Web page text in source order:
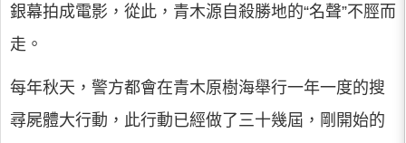
銀幕拍成電影，從此，青木源自殺勝地的“名聲”不脛而
走。
每年秋天，警方都會在青木原樹海舉行一年一度的搜
尋屍體大行動，此行動已經做了三十幾屆，剛開始的